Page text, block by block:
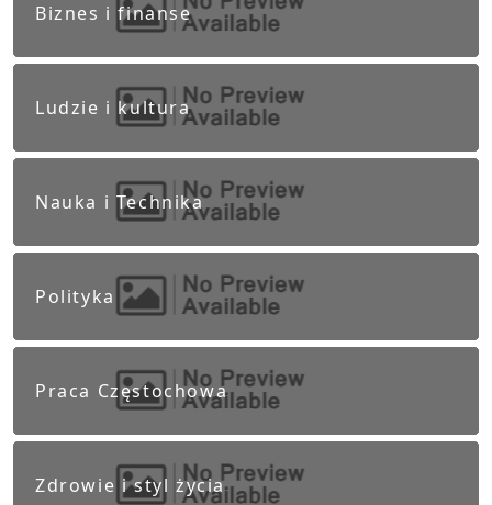
Biznes i finanse
Ludzie i kultura
Nauka i Technika
Polityka
Praca Częstochowa
Zdrowie i styl życia